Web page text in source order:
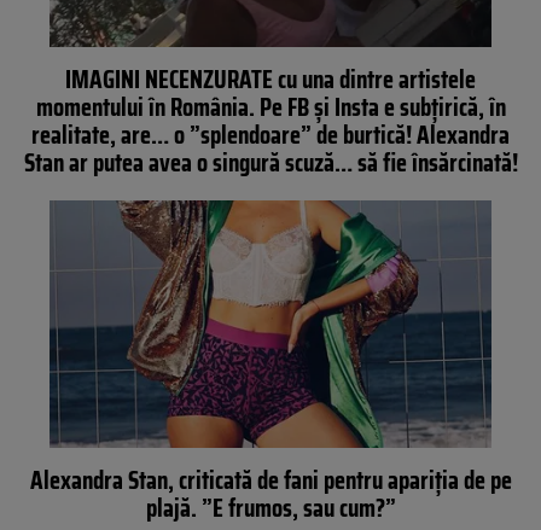
IMAGINI NECENZURATE cu una dintre artistele
momentului în România. Pe FB şi Insta e subţirică, în
realitate, are… o ”splendoare” de burtică! Alexandra
Stan ar putea avea o singură scuză… să fie însărcinată!
Alexandra Stan, criticată de fani pentru apariţia de pe
plajă. ”E frumos, sau cum?”